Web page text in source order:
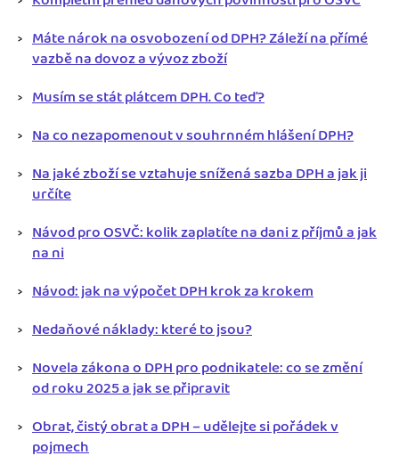
Máte nárok na osvobození od DPH? Záleží na přímé
vazbě na dovoz a vývoz zboží
Musím se stát plátcem DPH. Co teď?
Na co nezapomenout v souhrnném hlášení DPH?
Na jaké zboží se vztahuje snížená sazba DPH a jak ji
určíte
Návod pro OSVČ: kolik zaplatíte na dani z příjmů a jak
na ni
Návod: jak na výpočet DPH krok za krokem
Nedaňové náklady: které to jsou?
Novela zákona o DPH pro podnikatele: co se změní
od roku 2025 a jak se připravit
Obrat, čistý obrat a DPH – udělejte si pořádek v
pojmech